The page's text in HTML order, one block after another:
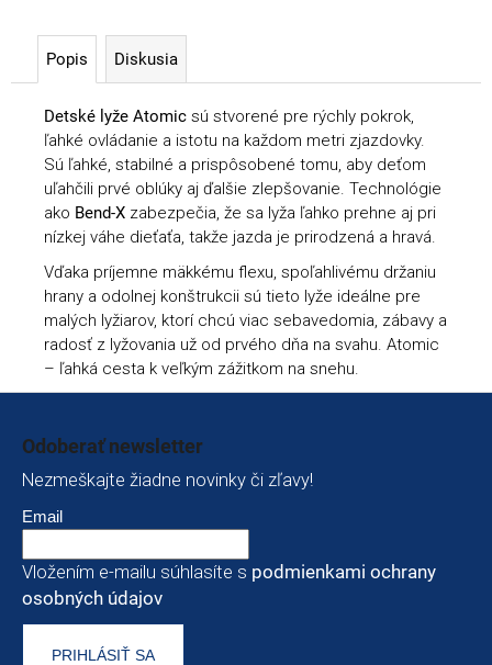
Popis Diskusia
Detské lyže Atomic sú stvorené pre rýchly pokrok,
ľahké ovládanie a istotu na každom metri zjazdovky.
Sú ľahké, stabilné a prispôsobené tomu, aby deťom
uľahčili prvé oblúky aj ďalšie zlepšovanie. Technológie
ako Bend-X zabezpečia, že sa lyža ľahko prehne aj pri
nízkej váhe dieťaťa, takže jazda je prirodzená a hravá.
Vďaka príjemne mäkkému flexu, spoľahlivému držaniu
hrany a odolnej konštrukcii sú tieto lyže ideálne pre
malých lyžiarov, ktorí chcú viac sebavedomia, zábavy a
radosť z lyžovania už od prvého dňa na svahu. Atomic
– ľahká cesta k veľkým zážitkom na snehu.
Odoberať newsletter
Nezmeškajte žiadne novinky či zľavy!
Email
Vložením e-mailu súhlasíte s podmienkami ochrany
osobných údajov
PRIHLÁSIŤ SA